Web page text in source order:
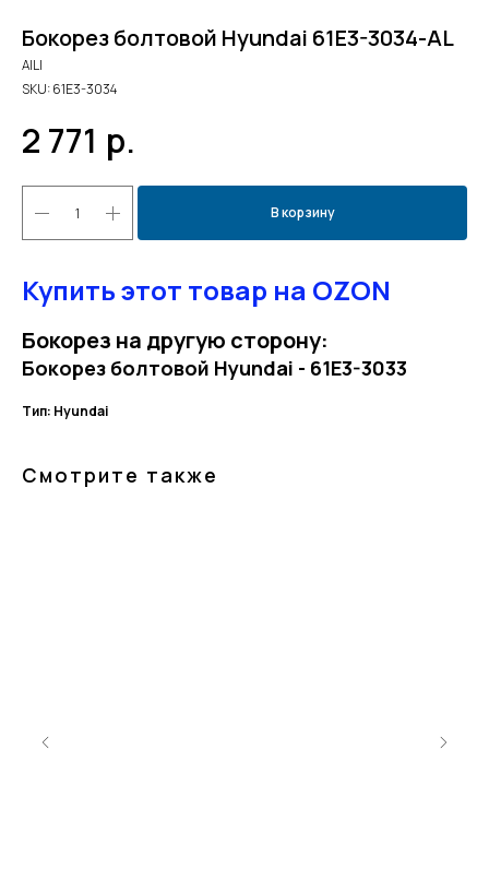
Бокорез болтовой Hyundai 61E3-3034-AL
AILI
SKU:61E3-3034
2 771 р.
В корзину
Купить этот товар на OZON
Бокорез на другую сторону:
Бокорез болтовой Hyundai - 61E3-3033
Тип: Hyundai
Смотрите также